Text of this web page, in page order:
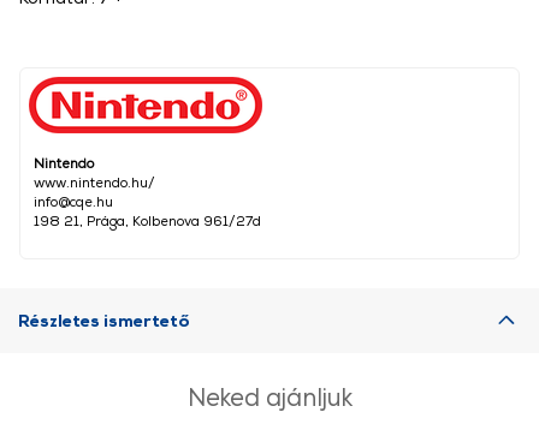
Nintendo
www.nintendo.hu/
info@cqe.hu
198 21, Prága, Kolbenova 961/27d
Részletes ismertető
Neked ajánljuk